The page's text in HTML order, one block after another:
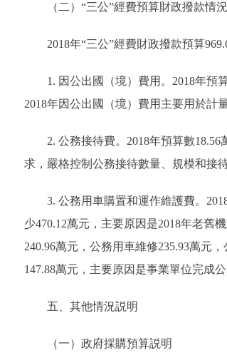
（二）“三公”經費預算財政撥款情
2018年“三公”經費財政撥款預算
1. 因公出國（境）費用。2018年預算
2018年因公出國（境）費用主要用於計
2. 公務接待費。2018年預算數18.56
求，嚴格控制公務接待數量、規模和接
3. 公務用車購置和運作維護費。2018
少470.12萬元，主要原因是2018年老舊
240.96萬元，公務用車維修235.93萬元
147.88萬元，主要原因是事業單位完成
五、其他情況説明
（一）政府採購預算説明